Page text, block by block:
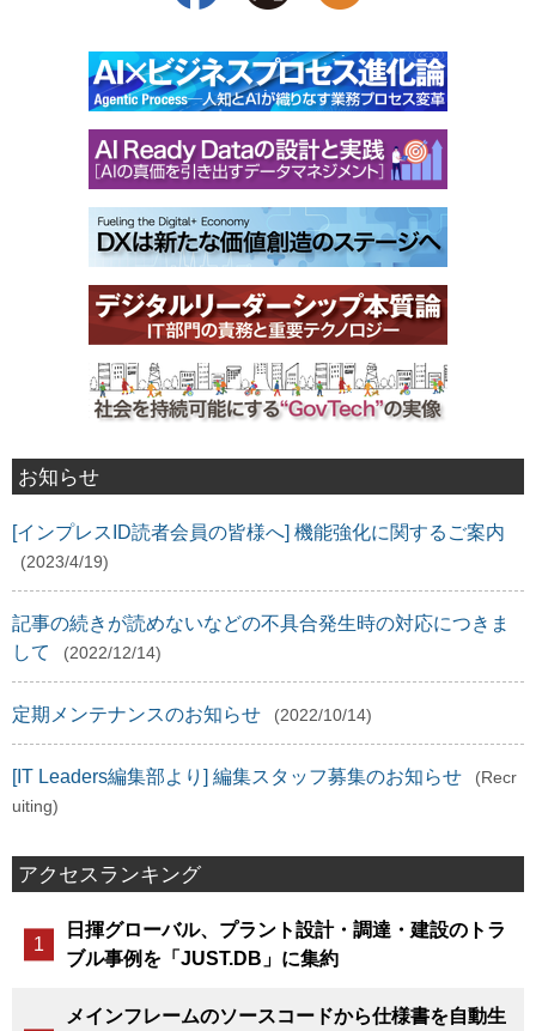
お知らせ
[インプレスID読者会員の皆様へ] 機能強化に関するご案内
(2023/4/19)
記事の続きが読めないなどの不具合発生時の対応につきま
して
(2022/12/14)
定期メンテナンスのお知らせ (2022/10/14)
[IT Leaders編集部より] 編集スタッフ募集のお知らせ
(Recr
uiting)
アクセスランキング
日揮グローバル、プラント設計・調達・建設のトラ
ブル事例を「JUST.DB」に集約
メインフレームのソースコードから仕様書を自動生